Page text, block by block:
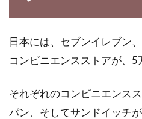
日本には、セブンイレブン
コンビニエンスストアが、5
それぞれのコンビニエンス
パン、そしてサンドイッチが